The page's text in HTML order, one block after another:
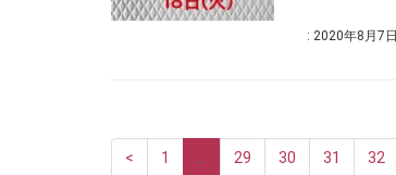
: 2020年8月7日
< 1 29 30 31 32